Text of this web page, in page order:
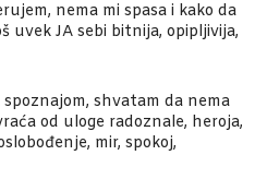
nema mi spasa i kako da
uvek JA sebi bitnija, opipljivija,
shvatam da nema
od uloge radoznale, heroja,
mir, spokoj,